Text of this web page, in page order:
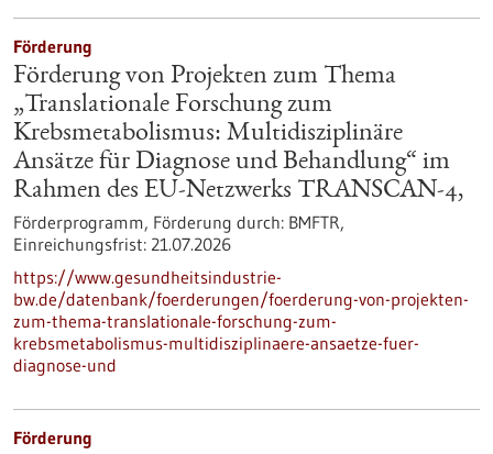
Förderung
Förderung von Projekten zum Thema
„Translationale Forschung zum
Krebsmetabolismus: Multidisziplinäre
Ansätze für Diagnose und Behandlung“ im
Rahmen des EU-Netzwerks TRANSCAN-4,
Förderprogramm, Förderung durch: BMFTR,
Einreichungsfrist: 21.07.2026
https://www.gesundheitsindustrie-
bw.de/datenbank/foerderungen/foerderung-von-projekten-
zum-thema-translationale-forschung-zum-
krebsmetabolismus-multidisziplinaere-ansaetze-fuer-
diagnose-und
Förderung